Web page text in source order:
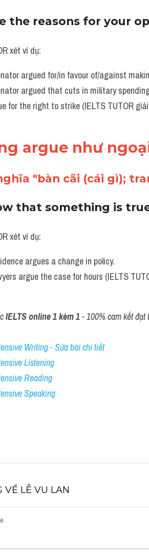
the reasons for your
xét ví dụ:
argued for/in favour of/against
argued that cuts in military
for the right to strike (IELTS TUTOR
argue như
"bàn cãi (cái gì);
that something is
xét ví dụ:
argues a change in policy.
argue the case for hours (IELTS
IELTS online 1 kèm 1 - 100% cam kết
Writing - Sửa bài chi tiết
Listening
Reading
Speaking
VỀ LỄ VU LAN